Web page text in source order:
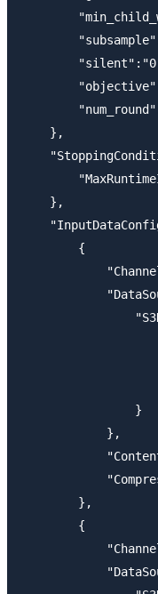
    },
    },
        {
                }
            },
        },
        {